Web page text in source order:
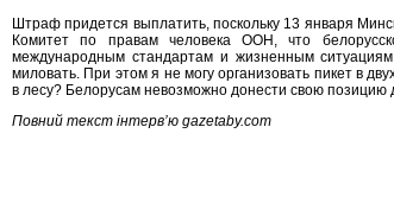
Штраф придется выплатить, поскольку 13 января
Комитет по правам человека ООН, что
международным стандартам и жизненным
миловать. При этом я не могу организовать пикет в
в лесу? Белорусам невозможно донести свою позицию
Повний текст інтерв’ю gazetaby.com